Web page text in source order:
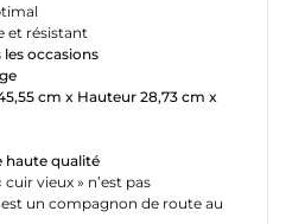
et résistant
occasions
cm x Hauteur 28,73 cm x
haute qualité
vieux » n’est pas
un compagnon de route au